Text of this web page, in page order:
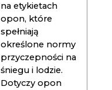
na etykietach
opon, które
spełniają
określone normy
przyczepności na
śniegu i lodzie.
Dotyczy opon